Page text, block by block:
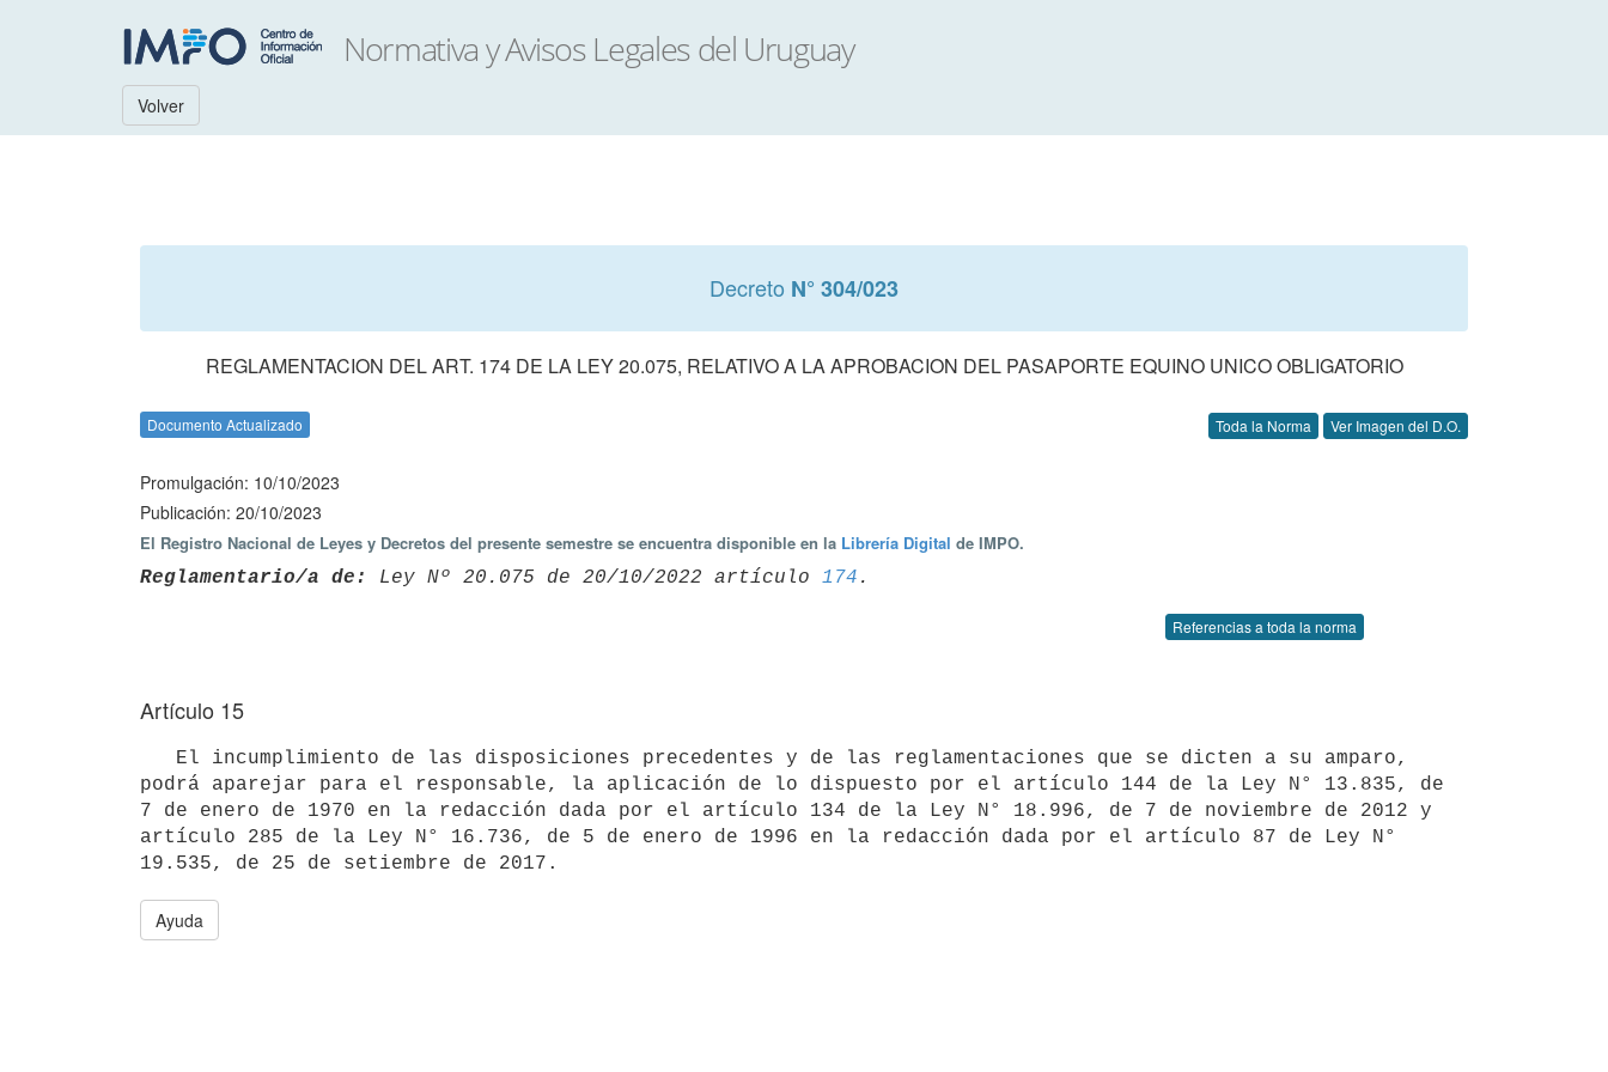
Volver
Decreto N° 304/023
REGLAMENTACION DEL ART. 174 DE LA LEY 20.075, RELATIVO A LA APROBACION DEL PASAPORTE EQUINO UNICO OBLIGATORIO
Documento Actualizado Toda la Norma Ver Imagen del D.O.
Promulgación: 10/10/2023
Publicación: 20/10/2023
El Registro Nacional de Leyes y Decretos del presente semestre se encuentra disponible en la Librería Digital de IMPO.
Reglamentario/a de: Ley Nº 20.075 de 20/10/2022 artículo 174
Referencias a toda la norma
Artículo 15
podrá aparejar para el responsable, la aplicación de lo dispuesto por el artículo 144 de la Ley N° 13.835, de
7 de enero de 1970 en la redacción dada por el artículo 134 de la Ley N° 18.996, de 7 de noviembre de 2012 y
artículo 285 de la Ley N° 16.736, de 5 de enero de 1996 en la redacción dada por el artículo 87 de Ley N°
Ayuda